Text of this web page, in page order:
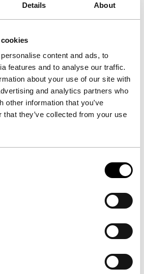
Details About
content and ads, to
features and to analyse our traffic.
about your use of our site with
and analytics partners who
other information that you’ve
that they’ve collected from your use
2010
35mm